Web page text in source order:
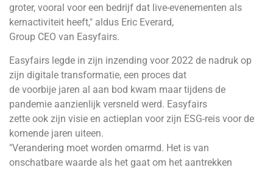
groter, vooral voor een bedrijf dat live-evenementen als
kernactiviteit heeft," aldus Eric Everard,
Group CEO van Easyfairs.
Easyfairs legde in zijn inzending voor 2022 de nadruk op
zijn digitale transformatie, een proces dat
de voorbije jaren al aan bod kwam maar tijdens de
pandemie aanzienlijk versneld werd. Easyfairs
zette ook zijn visie en actieplan voor zijn ESG-reis voor de
komende jaren uiteen.
"Verandering moet worden omarmd. Het is van
onschatbare waarde als het gaat om het aantrekken